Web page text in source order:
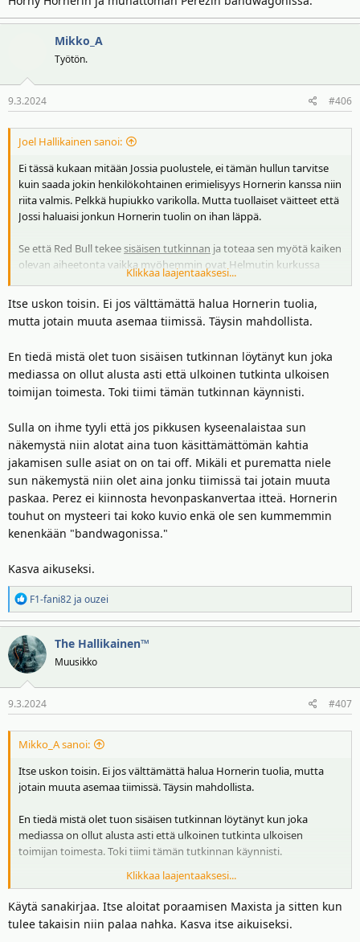
Mikko_A
Työtön.
9.3.2024 #406
Joel Hallikainen sanoi:
Ei tässä kukaan mitään Jossia puolustele, ei tämän hullun tarvitse
kuin saada jokin henkilökohtainen erimielisyys Hornerin kanssa niin
riita valmis. Pelkkä hupiukko varikolla. Mutta tuollaiset väitteet että
Jossi haluaisi jonkun Hornerin tuolin on ihan läppä.
Se että Red Bull tekeesisäisen tutkinnan ja toteaa sen myötä kaiken
olevan aiheetonta vaikka myöhemmin ovat Helmutin kurkussa
kiinni vuodon takia. Kuka nyt vuodoista tykkäisi, onhan se
kivempaa salata asioita ja sanoa kaiken olevan niin avointa ja
puolueetonta. FIA:n rehti presidenttikin laittanut lusikkansa
soppaan Hornerin puolesta. Ja soppa vaan jatkuu, osa
avoimuuden, mutta siinäpähän olet sinisilmäisesti Horny Hornerin
ja munattoman Perezin bandwagonissa.
Klikkaa laajentaaksesi...
Itse uskon toisin. Ei jos välttämättä halua Hornerin tuolia,
mutta jotain muuta asemaa tiimissä. Täysin mahdollista.
En tiedä mistä olet tuon sisäisen tutkinnan löytänyt kun joka
mediassa on ollut alusta asti että ulkoinen tutkinta ulkoisen
toimijan toimesta. Toki tiimi tämän tutkinnan käynnisti.
Sulla on ihme tyyli että jos pikkusen kyseenalaistaa sun
näkemystä niin alotat aina tuon käsittämättömän kahtia
jakamisen sulle asiat on on tai off. Mikäli et purematta niele
sun näkemystä niin olet aina jonku tiimissä tai jotain muuta
paskaa. Perez ei kiinnosta hevonpaskanvertaa itteä. Hornerin
touhut on mysteeri tai koko kuvio enkä ole sen kummemmin
kenenkään "bandwagonissa."
Kasva aikuseksi.
R
e
a
k
t
i
o
t
F1-fani82 ja ouzei
The Hallikainen™
Muusikko
9.3.2024 #407
Mikko_A sanoi:
Itse uskon toisin. Ei jos välttämättä halua Hornerin tuolia, mutta
jotain muuta asemaa tiimissä. Täysin mahdollista.
En tiedä mistä olet tuon sisäisen tutkinnan löytänyt kun joka
mediassa on ollut alusta asti että ulkoinen tutkinta ulkoisen
toimijan toimesta. Toki tiimi tämän tutkinnan käynnisti.
Sulla on ihme tyyli että jos pikkusen kyseenalaistaa sun näkemystä
niin alotat aina tuon käsittämättömän kahtia jakamisen sulle asiat
on on tai off. Mikäli et purematta niele sun näkemystä niin olet aina
jonku tiimissä tai jotain muuta paskaa. Perez ei kiinnosta
Klikkaa laajentaaksesi...
Käytä sanakirjaa. Itse aloitat poraamisen Maxista ja sitten kun
tulee takaisin niin palaa nahka. Kasva itse aikuiseksi.